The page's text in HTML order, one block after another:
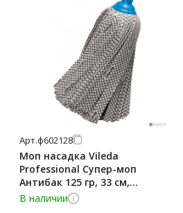
Арт.ф602128
Моп насадка Vileda
Professional Супер-моп
Антибак 125 гр, 33 см,
ленточная, микрофибра,
В наличии